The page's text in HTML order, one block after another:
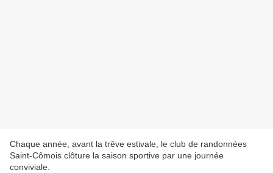
Chaque année, avant la trêve estivale, le club de randonnées
Saint-Cômois clôture la saison sportive par une journée
conviviale.